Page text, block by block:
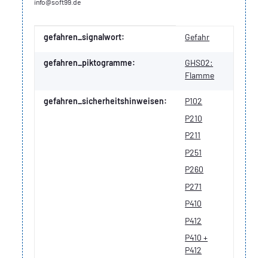
info@soft99.de
Produkteigenschaft
Wert
gefahren_signalwort: Gefahr
gefahren_piktogramme:
GHS02:
Flamme
gefahren_sicherheitshinweisen:
P102
P210
P211
P251
P260
P271
P410
P412
P410 +
P412